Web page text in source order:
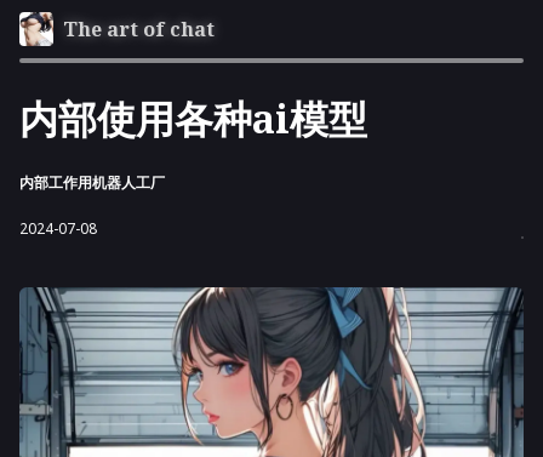
The art of chat
内部使用各种ai模型
内部工作用机器人工厂
2024-07-08